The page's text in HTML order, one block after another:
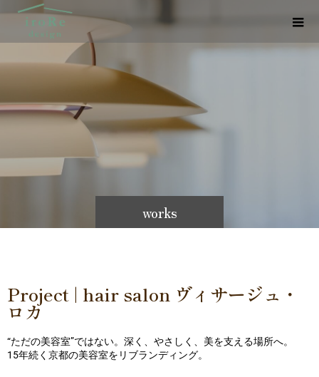
works
Project | hair salon ヴィサージュ・
ロカ
“ただの美容室”ではない。深く、やさしく、美を支える場所へ。
15年続く京都の美容室をリブランディング。